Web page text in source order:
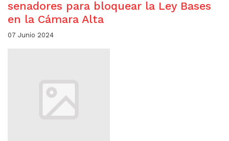
senadores para bloquear la Ley Bases
en la Cámara Alta
07 Junio 2024